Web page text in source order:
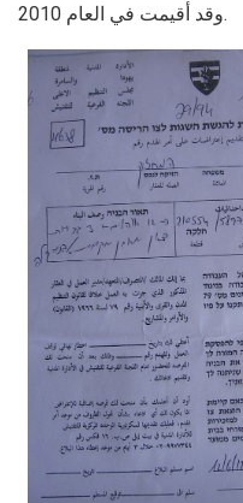
وقد أقيمت في العام 2010.